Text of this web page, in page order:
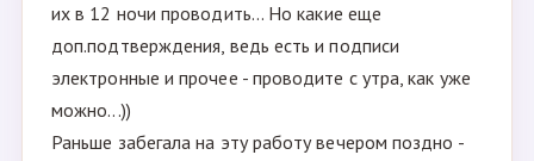
их в 12 ночи проводить... Но какие еще
доп.подтверждения, ведь есть и подписи
электронные и прочее - проводите с утра, как уже
можно...))
Раньше забегала на эту работу вечером поздно -